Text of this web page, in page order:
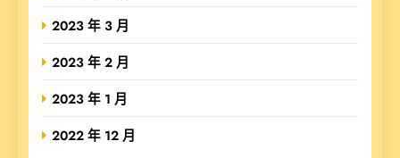
2023 年 3 月
2023 年 2 月
2023 年 1 月
2022 年 12 月